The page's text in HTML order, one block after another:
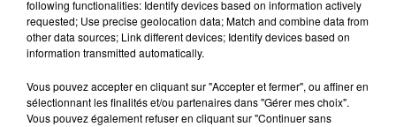
profondément attaché à son Limousin natal. Natif de la
Creuse, il passe son adolescence à Champhnétery et
s’installera plus tard à Saint-Léonard-de-Noblat. A sa
grandement contribué à la notoriété de notre territoire qu’il
continuera de servir bien après sa carrière. C’était toujours
following functionalities: Identify devices based on information actively
requested; Use precise geolocation data; Match and combine data from
other data sources; Link different devices; Identify devices based on
information transmitted automatically.
Vous pouvez accepter en cliquant sur "Accepter et fermer", ou affiner en
sélectionnant les finalités et/ou partenaires dans "Gérer mes choix".
Vous pouvez également refuser en cliquant sur "Continuer sans